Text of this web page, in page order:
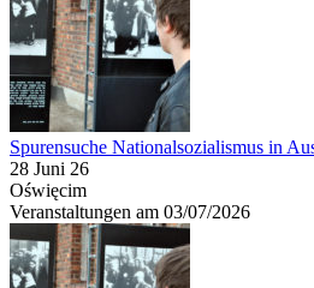
Spurensuche Nationalsozialismus in
28 Juni 26
Oświęcim
Veranstaltungen am 03/07/2026